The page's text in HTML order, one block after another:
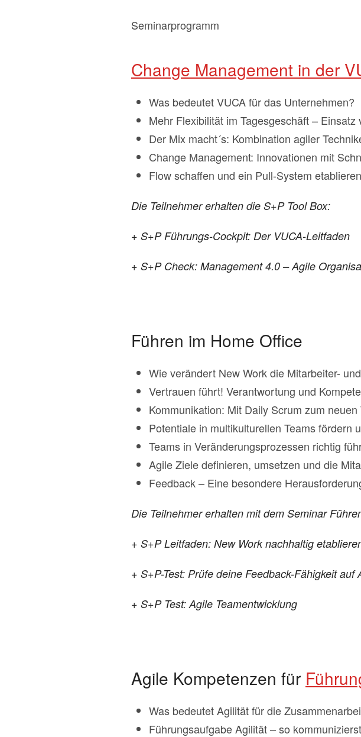
Seminarprogramm
Change Management in der
Was bedeutet VUCA für das Unternehmen?
Mehr Flexibilität im Tagesgeschäft – Einsatz
Der Mix macht´s: Kombination agiler
Change Management: Innovationen mit
Flow schaffen und ein Pull-System etablieren
Die Teilnehmer erhalten die S+P Tool Box:
+ S+P Führungs-Cockpit: Der VUCA-Leitfaden
+ S+P Check: Management 4.0 – Agile
Führen im Home Office
Wie verändert New Work die Mitarbeiter-
Vertrauen führt! Verantwortung und
Kommunikation: Mit Daily Scrum zum neuen
Potentiale in multikulturellen Teams fördern
Teams in Veränderungsprozessen richtig
Agile Ziele definieren, umsetzen und die
Feedback – Eine besondere
Die Teilnehmer erhalten mit dem Seminar
+ S+P Leitfaden: New Work nachhaltig
+ S+P-Test: Prüfe deine Feedback-Fähigkeit auf
+ S+P Test: Agile Teamentwicklung
Agile Kompetenzen für
Was bedeutet Agilität für die
Führungsaufgabe Agilität – so